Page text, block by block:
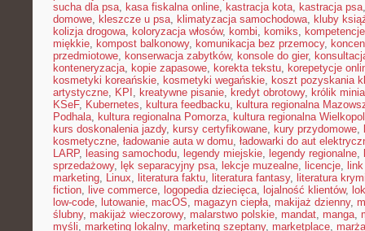
sucha dla psa, kasa fiskalna online, kastracja kota, kastracja psa
domowe, kleszcze u psa, klimatyzacja samochodowa, kluby
kolizja drogowa, koloryzacja włosów, kombi, komiks,
miękkie, kompost balkonowy, komunikacja bez przemocy,
przedmiotowe, konserwacja zabytków, konsole do gier,
konteneryzacja, kopie zapasowe, korekta tekstu, korepetycje
kosmetyki koreańskie, kosmetyki wegańskie, koszt pozyskania
artystyczne, KPI , kreatywne pisanie, kredyt obrotowy, królik
KSeF, Kubernetes, kultura feedbacku, kultura regionalna
Podhala, kultura regionalna Pomorza, kultura regionalna
kurs doskonalenia jazdy, kursy certyfikowane, kury przydomowe,
kosmetyczne, ładowanie auta w domu, ładowarki do aut
LARP, leasing samochodu, legendy miejskie, legendy regionalne,
sprzedażowy, lęk separacyjny psa, lekcje muzealne, licencje,
marketing, Linux, literatura faktu, literatura fantasy, literatura
fiction, live commerce, logopedia dziecięca, lojalność klientów,
low-code, lutowanie, macOS, magazyn ciepła, makijaż dzienny,
ślubny, makijaż wieczorowy, malarstwo polskie, mandat, manga,
myśli, marketing lokalny, marketing szeptany, marketplace, marża